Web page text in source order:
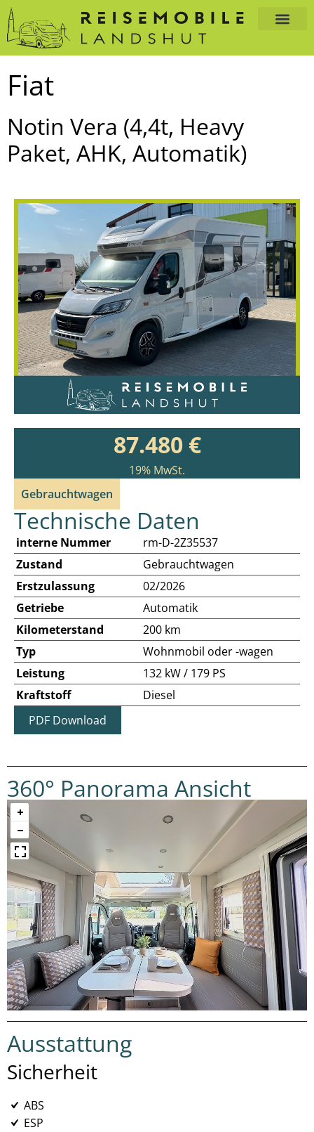
Fiat
Notin Vera (4,4t, Heavy
Paket, AHK, Automatik)
87.480 €
19% MwSt.
Gebrauchtwagen
Technische Daten
interne Nummer
rm-D-2Z35537
Zustand
Gebrauchtwagen
Erstzulassung
02/2026
Getriebe
Automatik
Kilometerstand
200 km
Typ
Wohnmobil oder -wagen
Leistung
132 kW / 179 PS
Kraftstoff
Diesel
PDF Download
360° Panorama Ansicht
Ausstattung
Sicherheit
ABS
ESP